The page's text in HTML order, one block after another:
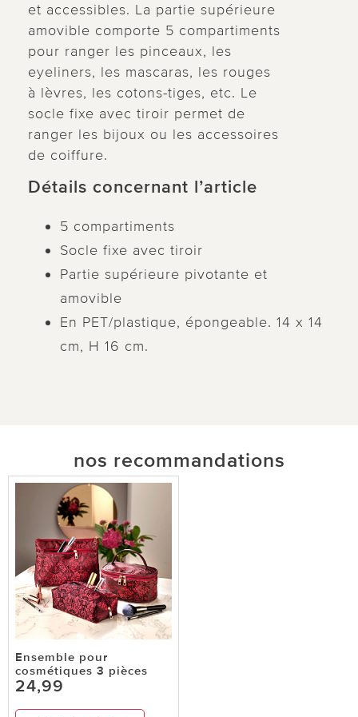
et accessibles. La partie supérieure
amovible comporte 5 compartiments
pour ranger les pinceaux, les
eyeliners, les mascaras, les rouges
à lèvres, les cotons-tiges, etc. Le
socle fixe avec tiroir permet de
ranger les bijoux ou les accessoires
de coiffure.
Détails concernant l’article
5 compartiments
Socle fixe avec tiroir
Partie supérieure pivotante et
amovible
En PET/plastique, épongeable. 14 x 14
cm, H 16 cm.
nos recommandations
Ensemble pour
cosmétiques 3 pièces
24,99